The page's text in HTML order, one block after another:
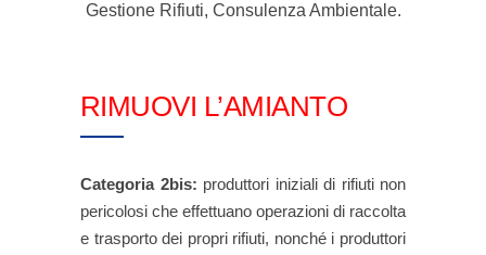
Gestione Rifiuti, Consulenza Ambientale.
RIMUOVI L’AMIANTO
Categoria 2bis: produttori iniziali di rifiuti non
pericolosi che effettuano operazioni di raccolta
e trasporto dei propri rifiuti, nonché i produttori